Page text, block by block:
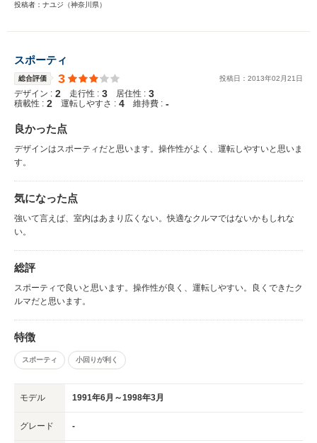
投稿者：ナユジ（神奈川県）
スポーティ
総合評価 3 投稿日： 2013年02 月21 日
デザイン : 2 走行性 : 3 居住性 : 3
積載性 : 2 運転しやすさ : 4 維持費 : -
良かった点
デザインはスポーティだと思います。操作性がよく、運転しやすいと思いま
す。
気になった点
強いて言えば、室内はあまり広くない。快適なクルマではないかもしれな
い。
総評
スポーティで良いと思います。操作性が良く、運転しやすい。良くできたク
ルマだと思います。
特徴
スポーティ 小回りが利く
モデル 1991年6月～1998年3月
グレード -